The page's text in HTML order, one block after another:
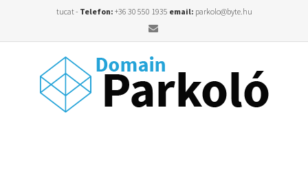
tucat - Telefon: +36 30 550 1935 email: parkolo@byte.hu
Email